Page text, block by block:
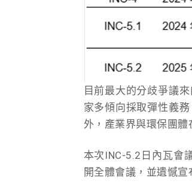
目前最大的分歧爭議
家多傾向採取彈性義
外，產業界與環保團體
本次INC-5.2日內瓦會
開全體會議，並遺憾宣